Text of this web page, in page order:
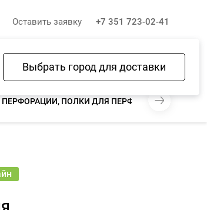
Выбрать город для доставки
Оставить заявку +7 351 723-02-41
Избранное Сравнение Корзина
ПОЛКИ ДЛЯ ПЕРФОРАЦИИ